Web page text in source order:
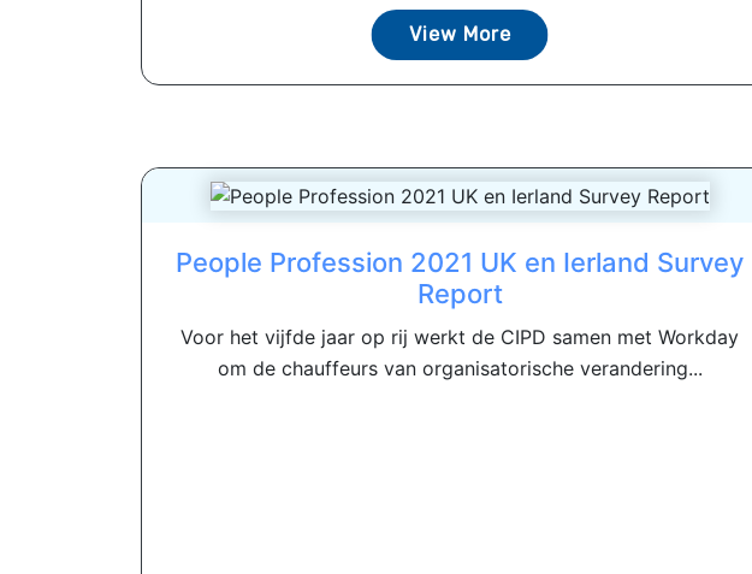
View More
People Profession 2021 UK en Ierland Survey
Report
Voor het vijfde jaar op rij werkt de CIPD samen met Workday
om de chauffeurs van organisatorische verandering...